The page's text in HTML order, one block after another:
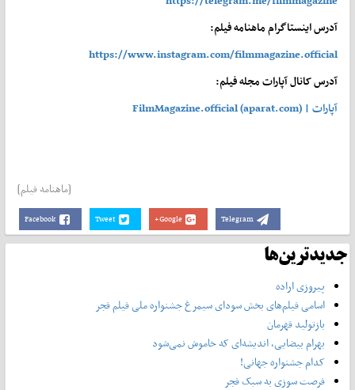
آدرس اینستاگرام ماهنامه فیلم:
https://www.instagram.com/filmmagazine.official
آدرس کانال آپارات مجله فیلم:
آپارات | FilmMagazine.official (aparat.com)
[ماهنامه فیلم]
Facebook Tweet Google+ Telegram
جدیدترین‌ها
پیروزی اراده
اسامی فیلم‌های بخش سودای سیمرغ جشنواره‌ ملی فیلم فجر
بازتولید قهرمان
بهرام بیضایی، اندیشه‌ای که خاموش نمی‌شود
کدام جشنواره جهانی!
فرصت سوزی به سبک فجر